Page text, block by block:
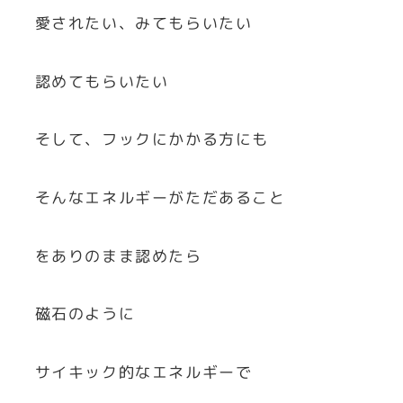
愛されたい、みてもらいたい
認めてもらいたい
そして、フックにかかる方にも
そんなエネルギーがただあること
をありのまま認めたら
磁石のように
サイキック的なエネルギーで